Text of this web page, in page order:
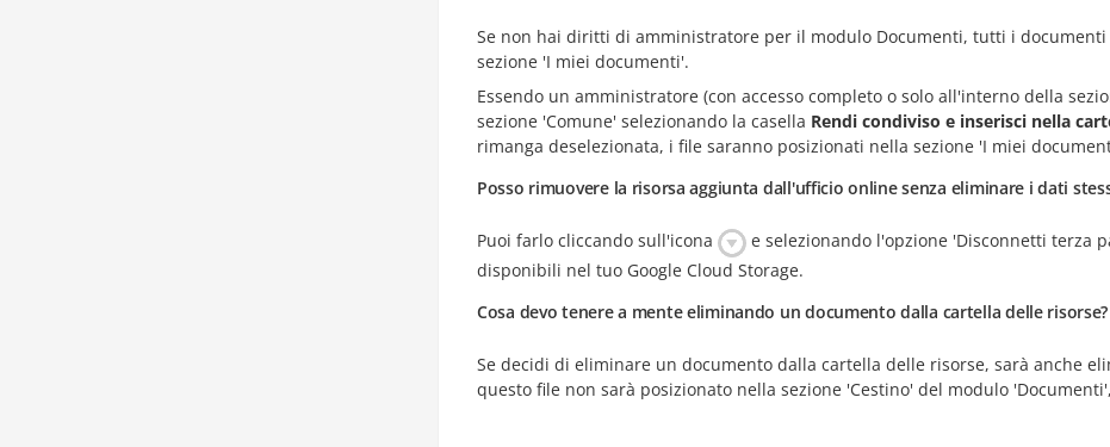
Se non hai diritti di amministratore per il modulo Documenti, tutti i
sezione 'I miei documenti'.
Essendo un amministratore (con accesso completo o solo all'interno della
sezione 'Comune' selezionando la casella Rendi condiviso e inserisci nella
rimanga deselezionata, i file saranno posizionati nella sezione 'I miei
Posso rimuovere la risorsa aggiunta dall'ufficio online senza eliminare i dati
Puoi farlo cliccando sull'icona
e selezionando l'opzione 'Disconnetti terza
disponibili nel tuo Google Cloud Storage.
Cosa devo tenere a mente eliminando un documento dalla cartella delle risorse?
Se decidi di eliminare un documento dalla cartella delle risorse, sarà anche
questo file non sarà posizionato nella sezione 'Cestino' del modulo